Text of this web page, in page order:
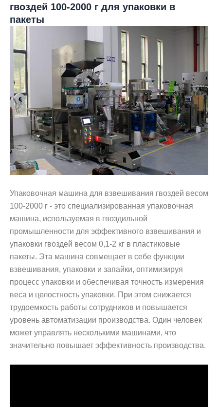
гвоздей 100-2000 г для упаковки в
пакеты
Упаковочная машина для взвешивания гвоздей весом
100-2000 г - это специализированная упаковочная
машина, используемая в гвоздильной
промышленности для эффективного взвешивания и
упаковки гвоздей весом 0,1-2 кг в пластиковые
пакеты. Эта машина совмещает в себе функции
взвешивания, упаковки и запайки, оптимизируя
процесс упаковки и обеспечивая точность измерения
веса и целостность упаковки. При этом снижается
трудоемкость работы сотрудников и повышается
уровень автоматизации производства. Один человек
может управлять несколькими машинами, что
значительно повышает эффективность производства.